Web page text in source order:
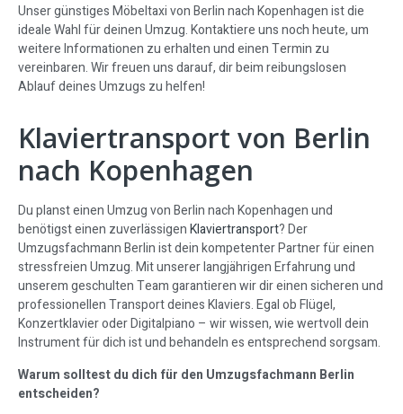
Unser günstiges Möbeltaxi von Berlin nach Kopenhagen ist die
ideale Wahl für deinen Umzug. Kontaktiere uns noch heute, um
weitere Informationen zu erhalten und einen Termin zu
vereinbaren. Wir freuen uns darauf, dir beim reibungslosen
Ablauf deines Umzugs zu helfen!
Klaviertransport von Berlin
nach Kopenhagen
Du planst einen Umzug von Berlin nach Kopenhagen und
benötigst einen zuverlässigenKlaviertransport? Der
Umzugsfachmann Berlin ist dein kompetenter Partner für einen
stressfreien Umzug. Mit unserer langjährigen Erfahrung und
unserem geschulten Team garantieren wir dir einen sicheren und
professionellen Transport deines Klaviers. Egal ob Flügel,
Konzertklavier oder Digitalpiano – wir wissen, wie wertvoll dein
Instrument für dich ist und behandeln es entsprechend sorgsam.
Warum solltest du dich für den Umzugsfachmann Berlin
entscheiden?